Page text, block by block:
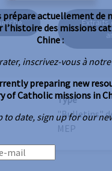
Extraits
Type
"Bulletins"
MEP
prépare actuellement de
l’histoire des missions
Chine :
inscrivez-vous à
preparing new
of Catholic missions in
to date, sign up for our